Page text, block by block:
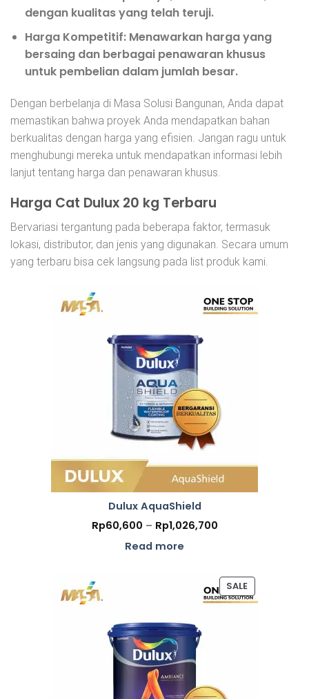
dengan kualitas yang telah teruji.
Harga Kompetitif: Menawarkan harga yang
bersaing dan berbagai penawaran khusus
untuk pembelian dalam jumlah besar.
Dengan berbelanja di Masa Solusi Bangunan, Anda dapat
memastikan bahwa proyek Anda mendapatkan bahan
berkualitas dengan harga yang efisien. Jangan ragu untuk
menghubungi mereka untuk mendapatkan informasi lebih
lanjut tentang harga dan penawaran khusus.
Harga Cat Dulux 20 kg Terbaru
Bervariasi tergantung pada beberapa faktor, termasuk
lokasi, distributor, dan jenis yang digunakan. Secara umum
yang terbaru bisa cek langsung pada list produk kami.
Dulux AquaShield
Rp60,600 – Rp1,026,700Price
Read more
SALEPRODUCT
ON